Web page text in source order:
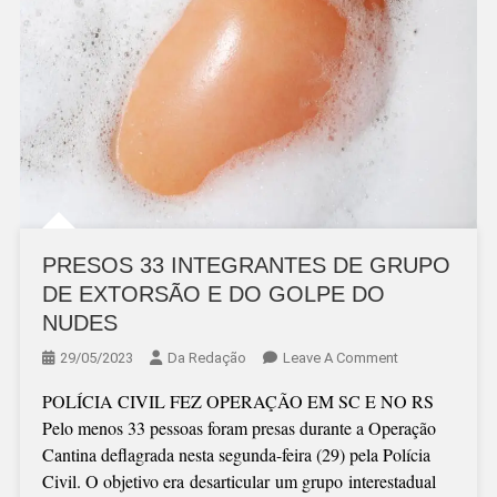
PRESOS 33 INTEGRANTES DE GRUPO
DE EXTORSÃO E DO GOLPE DO
NUDES
29/05/2023 Da Redação Leave A CommentOn
33
INTEGRANTES
DE
GRUPO
POLÍCIA CIVIL FEZ OPERAÇÃO EM SC E NO RS
Pelo menos 33 pessoas foram presas durante a Operação
Cantina deflagrada nesta segunda-feira (29) pela Polícia
Civil. O objetivo era desarticular um grupo interestadual